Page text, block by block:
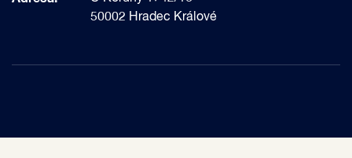
50002 Hradec Králové